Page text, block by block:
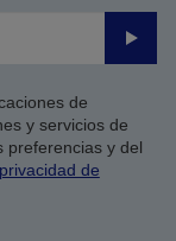
Enviar
de
y servicios de
preferencias y del
de